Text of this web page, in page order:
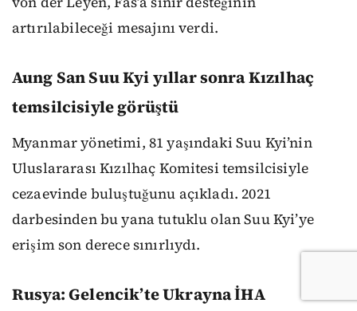
artırılabileceği mesajını verdi.
Aung San Suu Kyi yıllar sonra Kızılhaç
temsilcisiyle görüştü
Myanmar yönetimi, 81 yaşındaki Suu Kyi’nin
Uluslararası Kızılhaç Komitesi temsilcisiyle
cezaevinde buluştuğunu açıkladı. 2021
darbesinden bu yana tutuklu olan Suu Kyi’ye
erişim son derece sınırlıydı.
Rusya: Gelencik’te Ukrayna İHA